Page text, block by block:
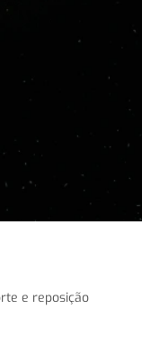
e reposição